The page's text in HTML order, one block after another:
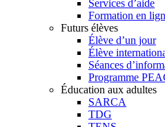
Services d’aide
Formation en
Futurs élèves
Élève d’un jour
Élève
Séances
Programme
Éducation aux adultes
SARCA
TDG